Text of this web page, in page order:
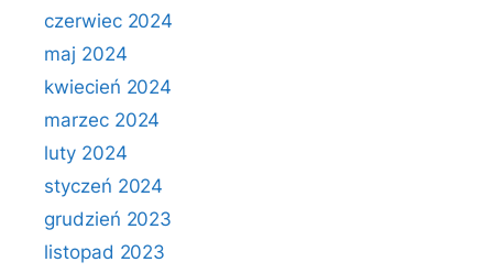
czerwiec 2024
maj 2024
kwiecień 2024
marzec 2024
luty 2024
styczeń 2024
grudzień 2023
listopad 2023